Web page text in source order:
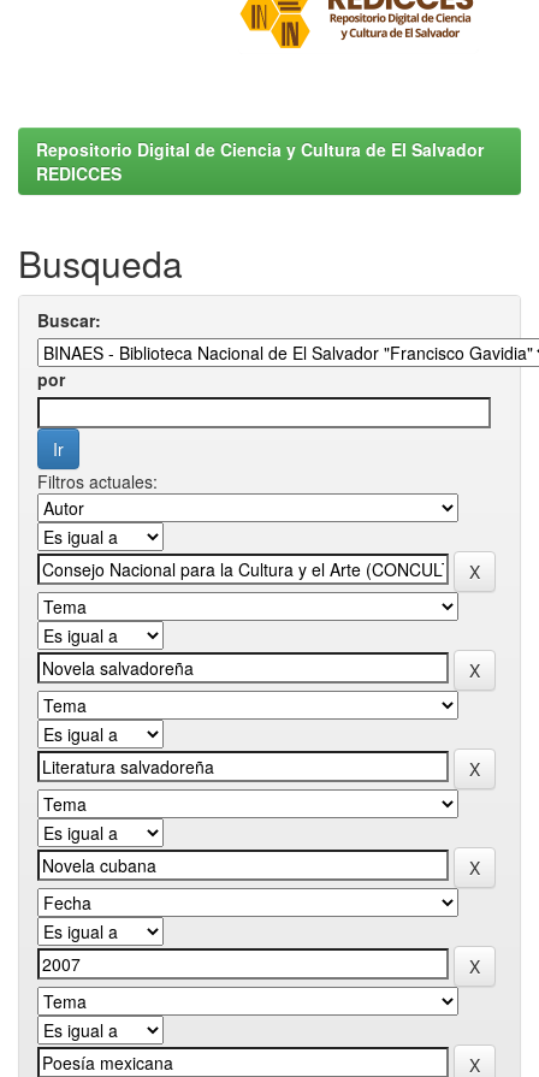
Repositorio Digital de Ciencia y Cultura de El Salvador
REDICCES
Busqueda
Buscar:
por
Filtros actuales: